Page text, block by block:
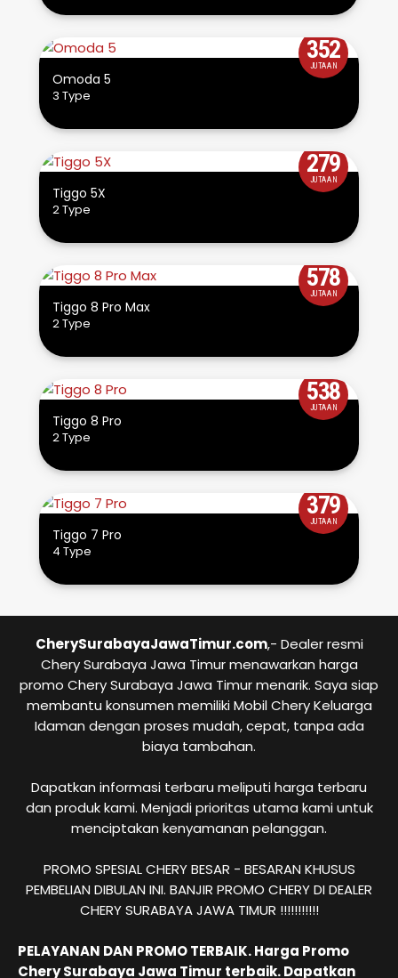
352
JUTAAN
Omoda 5
3 Type
279
JUTAAN
Tiggo 5X
2 Type
578
JUTAAN
Tiggo 8 Pro Max
2 Type
538
JUTAAN
Tiggo 8 Pro
2 Type
379
JUTAAN
Tiggo 7 Pro
4 Type
CherySurabayaJawaTimur.com,- Dealer resmi
Chery Surabaya Jawa Timur menawarkan harga
promo Chery Surabaya Jawa Timur menarik. Saya siap
membantu konsumen memiliki Mobil Chery Keluarga
Idaman dengan proses mudah, cepat, tanpa ada
biaya tambahan.
Dapatkan informasi terbaru meliputi harga terbaru
dan produk kami. Menjadi prioritas utama kami untuk
menciptakan kenyamanan pelanggan.
PROMO SPESIAL CHERY BESAR - BESARAN KHUSUS
PEMBELIAN DIBULAN INI. BANJIR PROMO CHERY DI DEALER
CHERY SURABAYA JAWA TIMUR !!!!!!!!!!!
PELAYANAN DAN PROMO TERBAIK. Harga Promo
Chery Surabaya Jawa Timur terbaik. Dapatkan